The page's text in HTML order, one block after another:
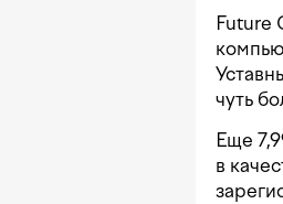
Future
чуть
Еще
в